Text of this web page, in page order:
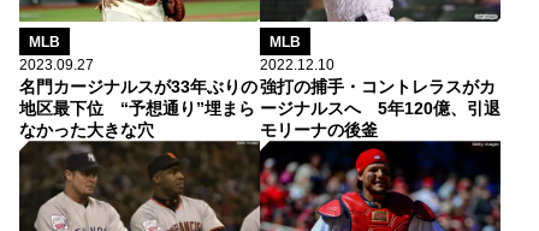
MLB
2023.09.27
名門カージナルスが33年ぶりの
地区最下位 “予想通り”埋まら
なかった大きな穴
MLB
2022.12.10
強打の捕手・コントレラスがカ
ージナルスへ 5年120億、引退
モリーナの後釜